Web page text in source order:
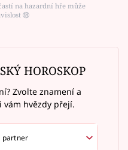
na hazardní hře může
⑱
HOROSKOP
Zvolte znamení a
vám hvězdy přejí.